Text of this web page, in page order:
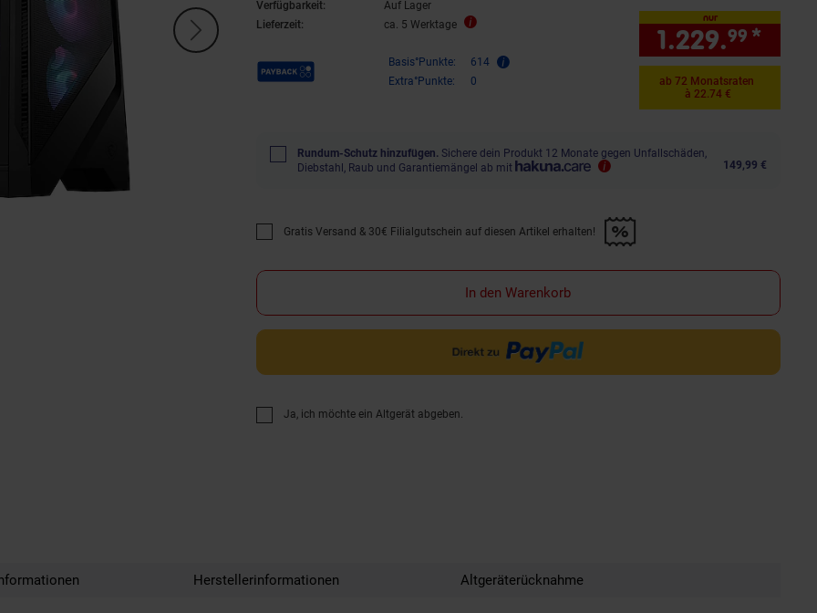
Verfügbarkeit:
Auf Lager
Lieferzeit:
ca. 5 Werktage
Payback Punkte Basis°Punkte:
614
Extra°Punkte:
0
nur
1.229.99 *
ab 72 Monatsraten
à 22.74 €
Rundum-Schutz hinzufügen. Sichere dein Produkt 12 Monate gegen Unfallschäden,
Diebstahl, Raub und Garantiemängel ab mit
149,99 €
Promotion "Gratis Versand &amp; 30€ Filialgutschein auf diesen Artikel erhalten!" anwenden
Gratis Versand & 30€ Filialgutschein auf diesen Artikel erhalten!
In den Warenkorb
Ja, ich möchte ein Altgerät abgeben.
Herstellerinformationen Altgeräterücknahme